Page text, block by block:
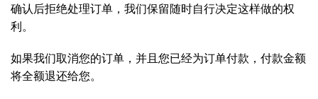
确认后拒绝处理订单，我们保留随时自行决定这样做的权
利。
如果我们取消您的订单，并且您已经为订单付款，付款金额
将全额退还给您。